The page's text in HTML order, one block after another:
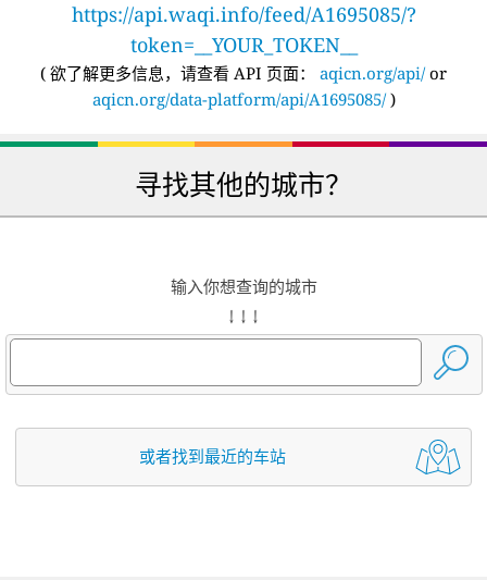
https://api.waqi.info/feed/A1695085/?
token=__YOUR_TOKEN__
( 欲了解更多信息，请查看 API 页面： aqicn.org/api/or
aqicn.org/data-platform/api/A1695085/)
寻找其他的城市？
输入你想查询的城市
↓ ↓ ↓
或者找到最近的车站